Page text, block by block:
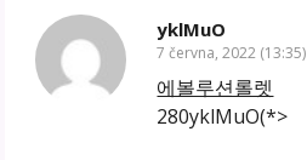
yklMuO
7 června, 2022 (13:35)
에볼루션롤렛
280yklMuO(*>